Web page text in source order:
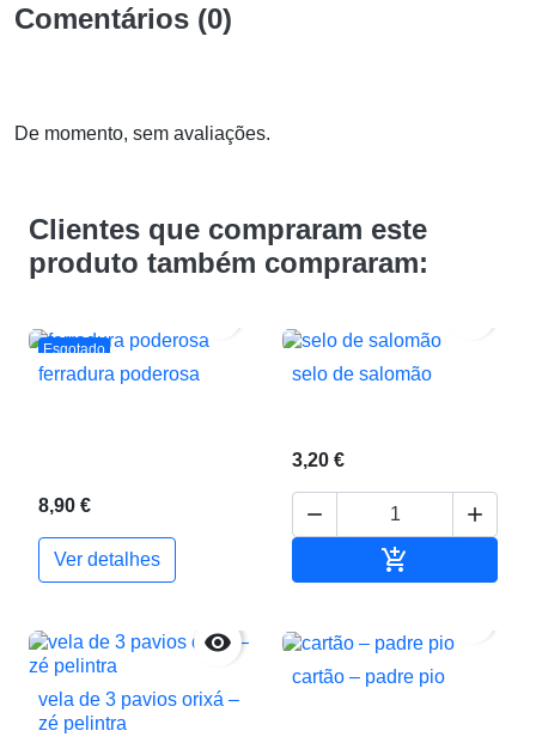
Comentários (0)
De momento, sem avaliações.
Clientes que compraram este
produto também compraram:
Esgotado
ferradura poderosa
8,90 €
Ver detalhes
selo de salomão
3,20 €
 


vela de 3 pavios orixá –
zé pelintra
cartão – padre pio